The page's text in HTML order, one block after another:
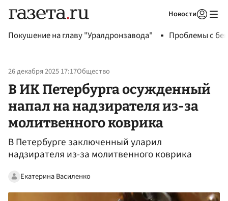
Новости
Покушение на главу "Уралдронзавода" Проблемы с
26 декабря 2025 17:17Общество
В ИК Петербурга осужденный
напал на надзирателя из-за
молитвенного коврика
В Петербурге заключенный уларил
надзирателя из-за молитвенного коврика
Екатерина Василенко